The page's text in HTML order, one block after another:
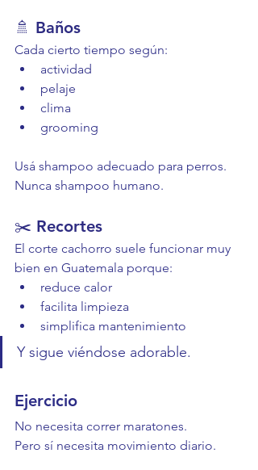
🚿 Baños
Cada cierto tiempo según:
actividad
pelaje
clima
grooming
Usá shampoo adecuado para perros.
Nunca shampoo humano.
✂️ Recortes
El corte cachorro suele funcionar muy
bien en Guatemala porque:
reduce calor
facilita limpieza
simplifica mantenimiento
Y sigue viéndose adorable.
Ejercicio
No necesita correr maratones.
Pero sí necesita movimiento diario.